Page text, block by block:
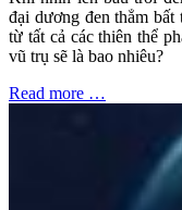
đại dương đen thẳm
từ tất cả các thiên thể
vũ trụ sẽ là bao nhiêu?
Read more …